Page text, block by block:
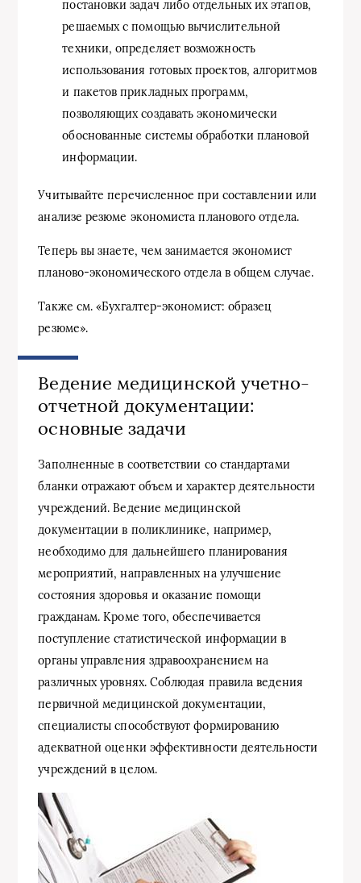
постановки задач либо отдельных их этапов,
решаемых с помощью вычислительной
техники, определяет возможность
использования готовых проектов, алгоритмов
и пакетов прикладных программ,
позволяющих создавать экономически
обоснованные системы обработки плановой
информации.
Учитывайте перечисленное при составлении или
анализе резюме экономиста планового отдела.
Теперь вы знаете, чем занимается экономист
планово-экономического отдела в общем случае.
Также см. «Бухгалтер-экономист: образец
резюме».
Ведение медицинской учетно-
отчетной документации:
основные задачи
Заполненные в соответствии со стандартами
бланки отражают объем и характер деятельности
учреждений. Ведение медицинской
документации в поликлинике, например,
необходимо для дальнейшего планирования
мероприятий, направленных на улучшение
состояния здоровья и оказание помощи
гражданам. Кроме того, обеспечивается
поступление статистической информации в
органы управления здравоохранением на
различных уровнях. Соблюдая правила ведения
первичной медицинской документации,
специалисты способствуют формированию
адекватной оценки эффективности деятельности
учреждений в целом.